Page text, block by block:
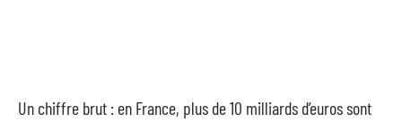
Un chiffre brut : en France, plus de 10 milliards d’euros sont